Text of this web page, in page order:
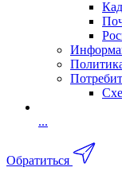
...
Обратиться